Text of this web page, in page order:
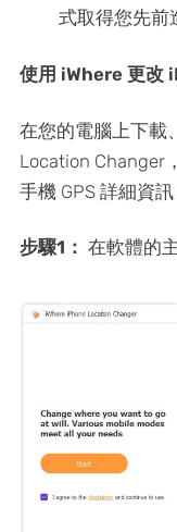
式取得您先前
使用 iWhere 更改
在您的電腦上下載
Location Changer
手機 GPS 詳細資訊
步驟1： 在軟體的